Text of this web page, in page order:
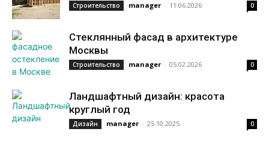
Строительство manager - 11.06.2026 0
Стеклянный фасад в архитектуре
Москвы
Строительство manager - 05.02.2026 0
Ландшафтный дизайн: красота
круглый год
Дизайн manager - 25.10.2025 0